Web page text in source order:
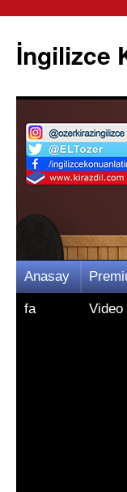
İngilizce
İçeriğe
atla
Anasay
fa Video